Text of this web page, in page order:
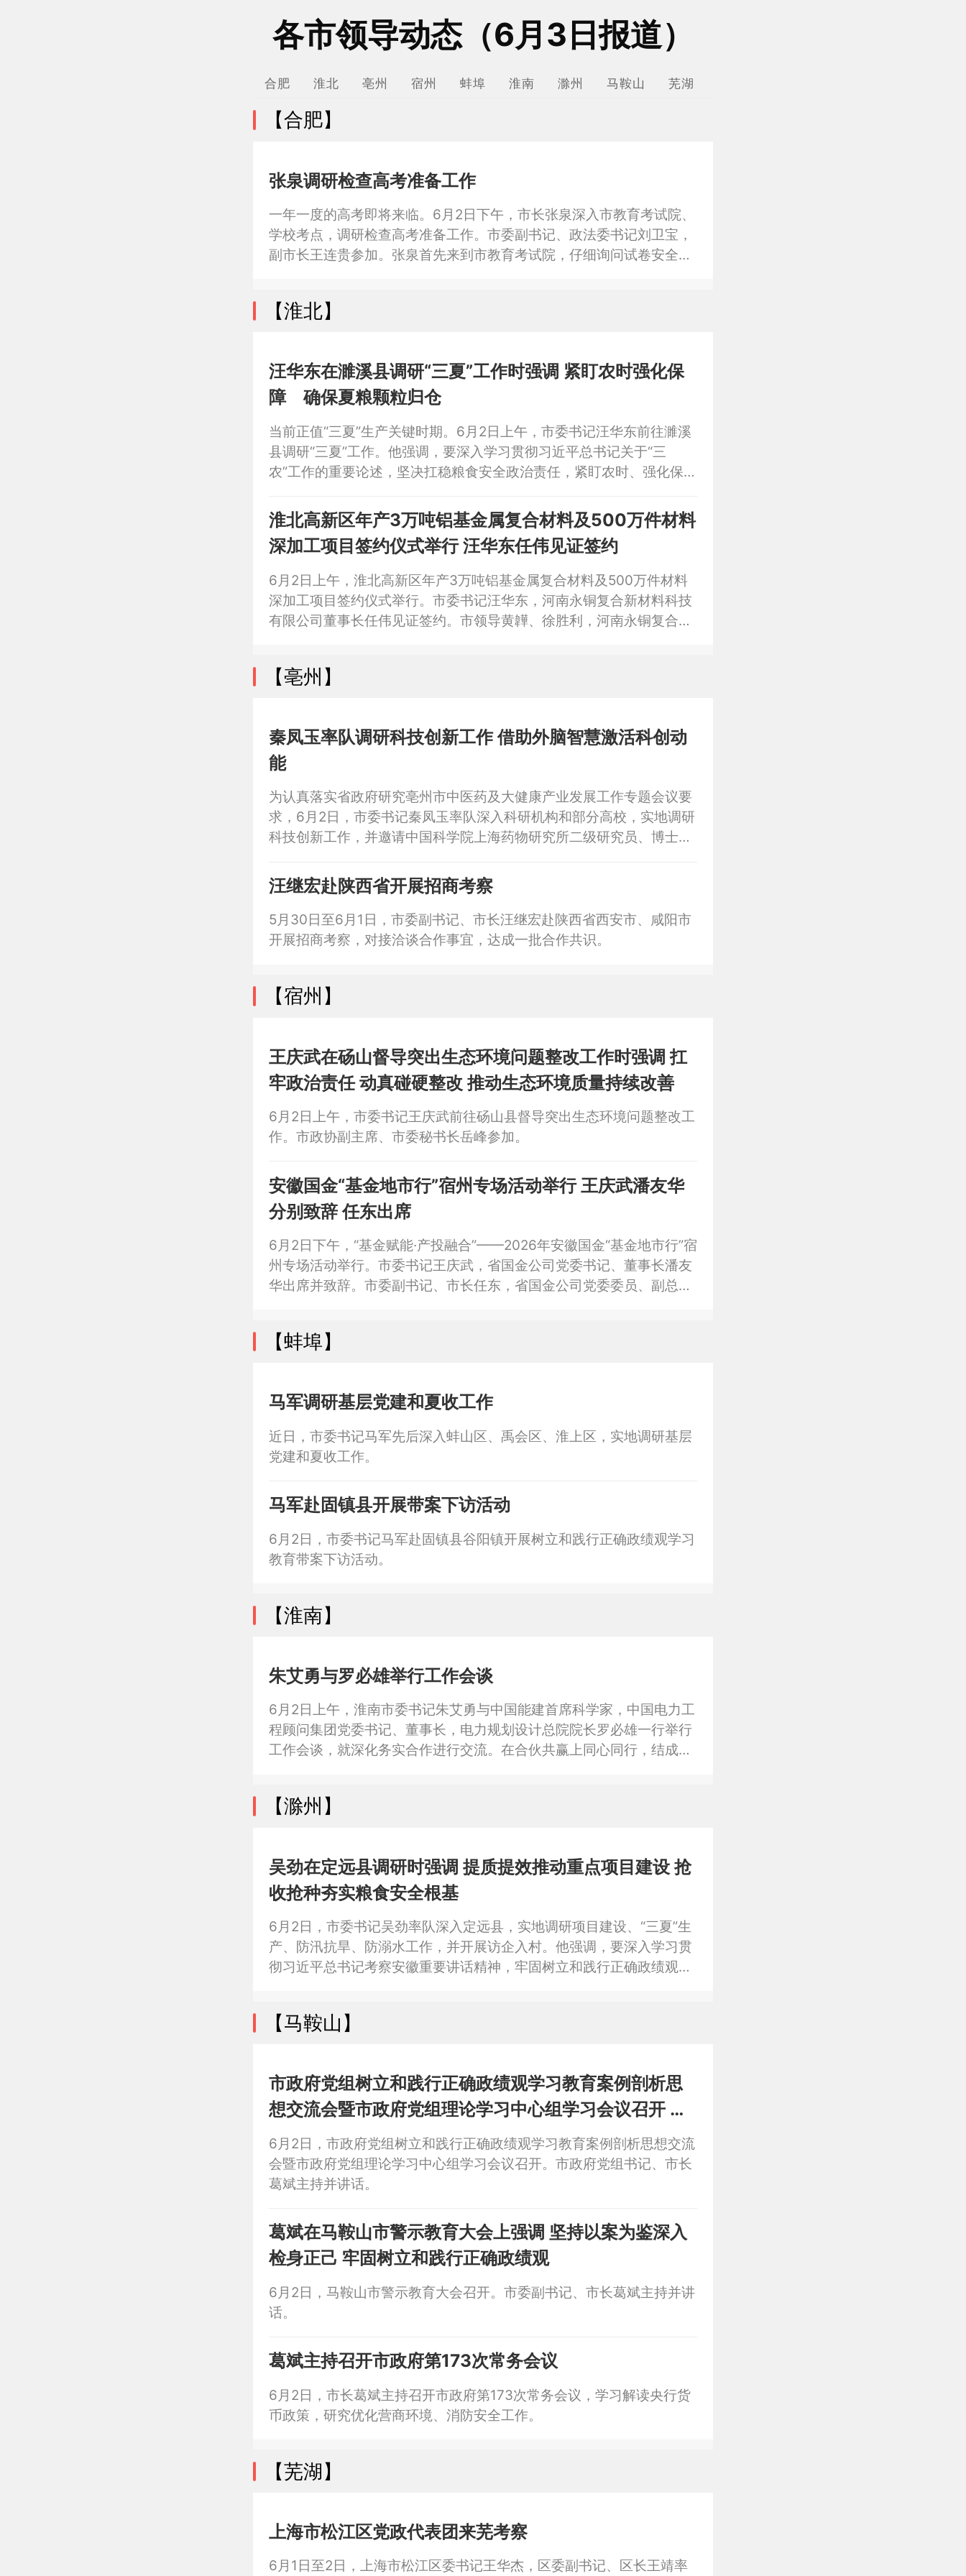
各市领导动态（6月3日报道）
合肥 淮北 亳州 宿州 蚌埠 淮南 滁州 马鞍山 芜湖
【合肥】
张泉调研检查高考准备工作
一年一度的高考即将来临。6月2日下午，市长张泉深入市教育考试院、
学校考点，调研检查高考准备工作。市委副书记、政法委书记刘卫宝，
副市长王连贵参加。张泉首先来到市教育考试院，仔细询问试卷安全保
挥中心，张泉通过网上巡查系统查看市县考点环境，并主持召开座谈
【淮北】
汪华东在濉溪县调研“三夏”工作时强调 紧盯农时强化保
障 确保夏粮颗粒归仓
当前正值“三夏”生产关键时期。6月2日上午，市委书记汪华东前往濉溪
县调研“三夏”工作。他强调，要深入学习贯彻习近平总书记关于“三
农”工作的重要论述，坚决扛稳粮食安全政治责任，紧盯农时、强化保
仓，为全年粮食丰收奠定坚实基础。市领导孙艳辉、徐胜利、杨春杰参
加。
淮北高新区年产3万吨铝基金属复合材料及500万件材料
深加工项目签约仪式举行 汪华东任伟见证签约
6月2日上午，淮北高新区年产3万吨铝基金属复合材料及500万件材料
深加工项目签约仪式举行。市委书记汪华东，河南永铜复合新材料科技
有限公司董事长任伟见证签约。市领导黄韡、徐胜利，河南永铜复合新
【亳州】
秦凤玉率队调研科技创新工作 借助外脑智慧激活科创动
能
为认真落实省政府研究亳州市中医药及大健康产业发展工作专题会议要
求，6月2日，市委书记秦凤玉率队深入科研机构和部分高校，实地调研
科技创新工作，并邀请中国科学院上海药物研究所二级研究员、博士生
长李宁，海军军医大学药学院博士后陈祥慧等专家学者参加，借助外脑
智慧激活科创动能，赋能亳州世界中医药之都、养生之都建设。
汪继宏赴陕西省开展招商考察
5月30日至6月1日，市委副书记、市长汪继宏赴陕西省西安市、咸阳市
开展招商考察，对接洽谈合作事宜，达成一批合作共识。
【宿州】
王庆武在砀山督导突出生态环境问题整改工作时强调 扛
牢政治责任 动真碰硬整改 推动生态环境质量持续改善
6月2日上午，市委书记王庆武前往砀山县督导突出生态环境问题整改工
作。市政协副主席、市委秘书长岳峰参加。
安徽国金“基金地市行”宿州专场活动举行 王庆武潘友华
分别致辞 任东出席
6月2日下午，“基金赋能·产投融合”——2026年安徽国金“基金地市行”宿
州专场活动举行。市委书记王庆武，省国金公司党委书记、董事长潘友
华出席并致辞。市委副书记、市长任东，省国金公司党委委员、副总经
【蚌埠】
马军调研基层党建和夏收工作
近日，市委书记马军先后深入蚌山区、禹会区、淮上区，实地调研基层
党建和夏收工作。
马军赴固镇县开展带案下访活动
6月2日，市委书记马军赴固镇县谷阳镇开展树立和践行正确政绩观学习
教育带案下访活动。
【淮南】
朱艾勇与罗必雄举行工作会谈
6月2日上午，淮南市委书记朱艾勇与中国能建首席科学家，中国电力工
程顾问集团党委书记、董事长，电力规划设计总院院长罗必雄一行举行
工作会谈，就深化务实合作进行交流。在合伙共赢上同心同行，结成更
罗必雄表示，淮南综合条件优越、发展前景广阔，中电工程对深化合作
【滁州】
吴劲在定远县调研时强调 提质提效推动重点项目建设 抢
收抢种夯实粮食安全根基
​6月2日，市委书记吴劲率队深入定远县，实地调研项目建设、“三夏”生
产、防汛抗旱、防溺水工作，并开展访企入村。他强调，要深入学习贯
彻习近平总书记考察安徽重要讲话精神，牢固树立和践行正确政绩观，
面。副市长刘江华参加。位于定远汽车及高端装备制造产业园（合滁合
【马鞍山】
市政府党组树立和践行正确政绩观学习教育案例剖析思
想交流会暨市政府党组理论学习中心组学习会议召开 葛
斌主持并讲话
6月2日，市政府党组树立和践行正确政绩观学习教育案例剖析思想交流
会暨市政府党组理论学习中心组学习会议召开。市政府党组书记、市长
葛斌主持并讲话。
葛斌在马鞍山市警示教育大会上强调 坚持以案为鉴深入
检身正己 牢固树立和践行正确政绩观
6月2日，马鞍山市警示教育大会召开。市委副书记、市长葛斌主持并讲
话。
葛斌主持召开市政府第173次常务会议
6月2日，市长葛斌主持召开市政府第173次常务会议，学习解读央行货
币政策，研究优化营商环境、消防安全工作。
【芜湖】
上海市松江区党政代表团来芜考察
6月1日至2日，上海市松江区委书记王华杰，区委副书记、区长王靖率